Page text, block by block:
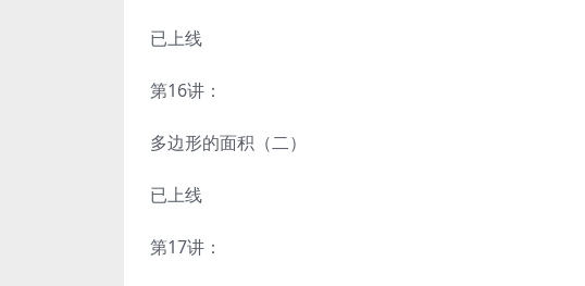
已上线
第16讲：
多边形的面积（二）
已上线
第17讲：